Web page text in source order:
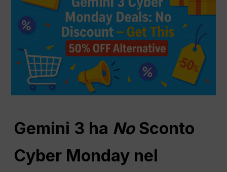
Gemini 3 ha NoSconto
Cyber Monday nel